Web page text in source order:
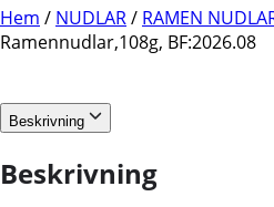
Hem / NUDLAR/ RAMEN
Ramennudlar,108g, BF:2026.08
Beskrivning
Beskrivning